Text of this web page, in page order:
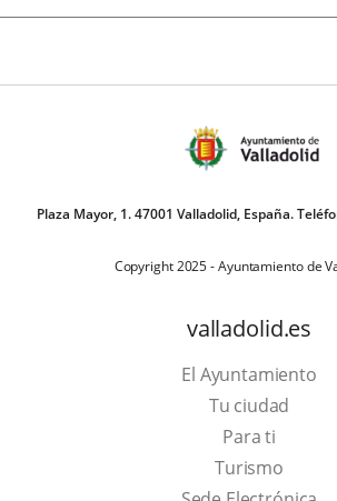
Plaza Mayor, 1. 47001 Valladolid, España.
Copyright 2025 - Ayuntamiento de
valladolid.es
El Ayuntamiento
Tu ciudad
Para ti
TurismoThis